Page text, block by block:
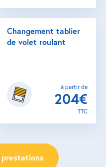
Changement tablier
de volet roulant
à partir de
204€
TTC